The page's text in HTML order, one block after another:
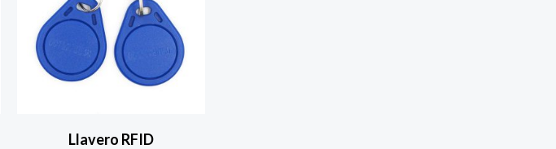
Llavero RFID